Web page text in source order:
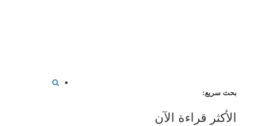
بحث سريع:
الأكثر قراءة الآن